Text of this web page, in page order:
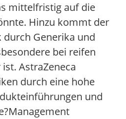
mittelfristig auf die
Hinzu kommt der
Generika und
bei reifen
AstraZeneca
durch eine hohe
und